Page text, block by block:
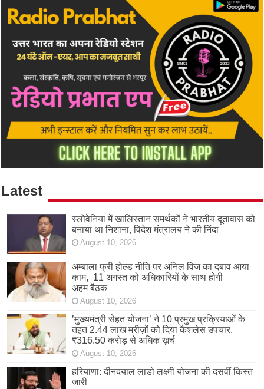
Latest
स्लोवेनिया में खालिस्तान समर्थकों ने भारतीय दूतावास को
बनाया था निशाना, विदेश मंत्रालय ने की निंदा
August 10, 2026
अम्बाला फ्री होल्ड नीति पर अनिल विज का दबाव आया
काम, 11 अगस्त को अधिकारियों के साथ होगी
अहम बैठक
August 10, 2026
’मुख्यमंत्री सेहत योजना’ ने 10 प्रमुख प्रक्रियाओं के
तहत 2.44 लाख मरीज़ों को दिया कैशलेस उपचार,
₹316.50 करोड़ से अधिक ख़र्च
August 10, 2026
हरियाणा: दीनदयाल लाडो लक्ष्मी योजना की दसवीं किस्त
जारी